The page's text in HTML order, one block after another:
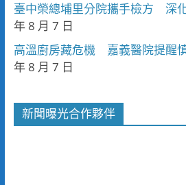
臺中榮總埔里分院攜手檢方 深
年 8 月 7 日
高溫廚房藏危機 嘉義醫院提醒
年 8 月 7 日
新聞曝光合作夥伴